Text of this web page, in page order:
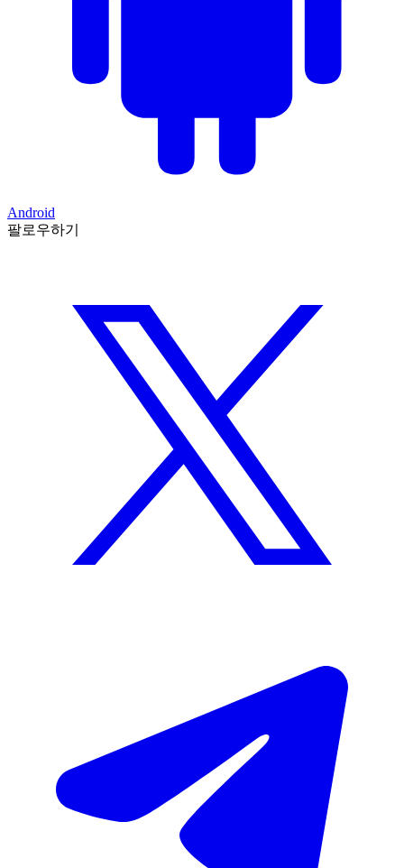
Android
팔로우하기